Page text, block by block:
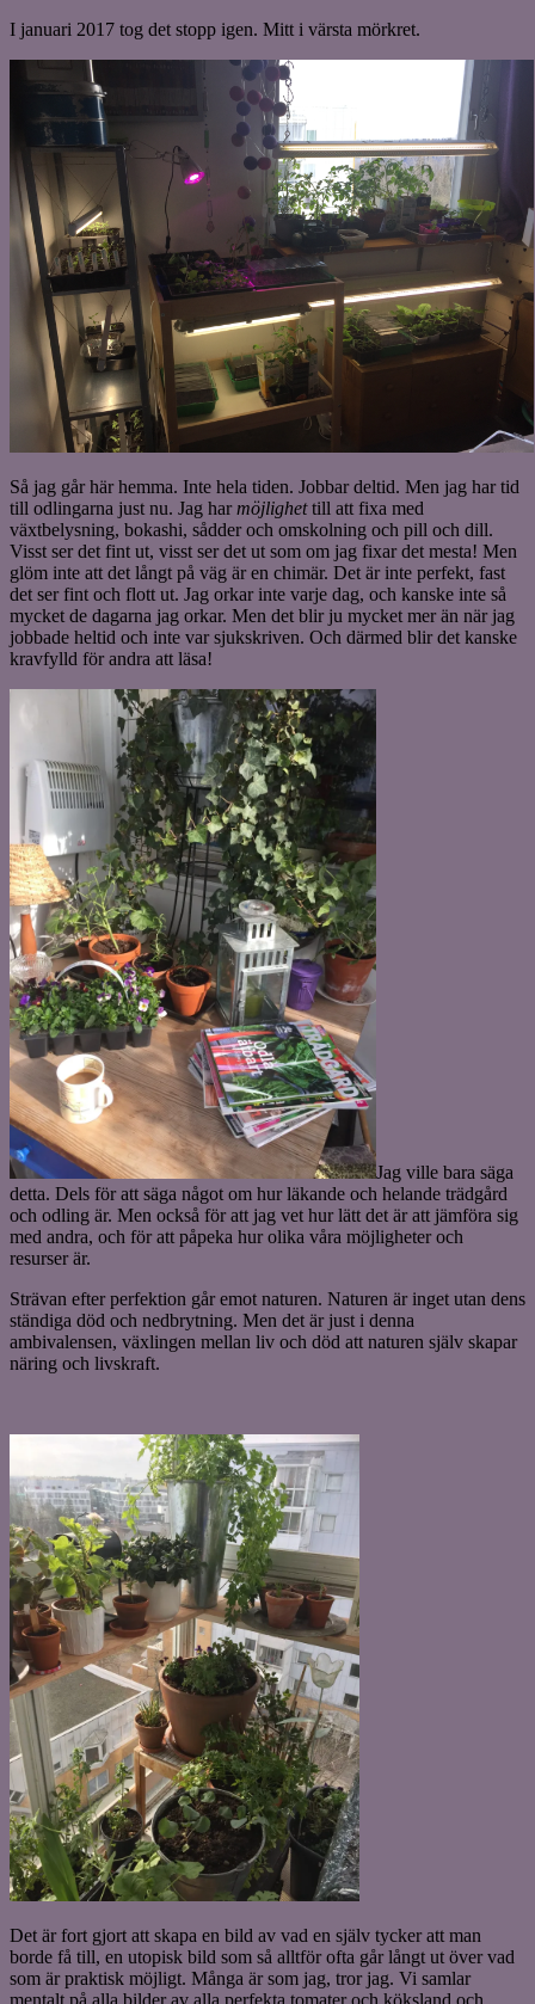
I januari 2017 tog det stopp igen. Mitt i värsta mörkret.
Så jag går här hemma. Inte hela tiden. Jobbar deltid. Men jag har tid
till odlingarna just nu. Jag harmöjlighettill att fixa med
växtbelysning, bokashi, sådder och omskolning och pill och dill.
Visst ser det fint ut, visst ser det ut som om jag fixar det mesta! Men
glöm inte att det långt på väg är en chimär. Det är inte perfekt, fast
det ser fint och flott ut. Jag orkar inte varje dag, och kanske inte så
mycket de dagarna jag orkar. Men det blir ju mycket mer än när jag
jobbade heltid och inte var sjukskriven. Och därmed blir det kanske
kravfylld för andra att läsa!
Jag ville bara säga
detta. Dels för att säga något om hur läkande och helande trädgård
och odling är. Men också för att jag vet hur lätt det är att jämföra sig
med andra, och för att påpeka hur olika våra möjligheter och
resurser är.
Strävan efter perfektion går emot naturen. Naturen är inget utan dens
ständiga död och nedbrytning. Men det är just i denna
ambivalensen, växlingen mellan liv och död att naturen själv skapar
näring och livskraft.
Det är fort gjort att skapa en bild av vad en själv tycker att man
borde få till, en utopisk bild som så alltför ofta går långt ut över vad
som är praktisk möjligt. Många är som jag, tror jag. Vi samlar
mentalt på alla bilder av alla perfekta tomater och köksland och